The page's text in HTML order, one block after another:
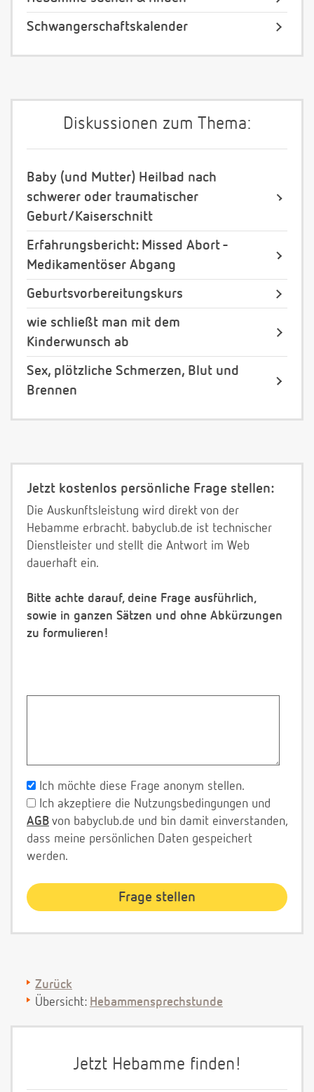
Schwangerschaftskalender
Diskussionen zum Thema:
Baby (und Mutter) Heilbad nach
schwerer oder traumatischer
Geburt/Kaiserschnitt
Erfahrungsbericht: Missed Abort -
Medikamentöser Abgang
Geburtsvorbereitungskurs
wie schließt man mit dem
Kinderwunsch ab
Sex, plötzliche Schmerzen, Blut und
Brennen
Jetzt kostenlos persönliche Frage stellen:
Die Auskunftsleistung wird direkt von der
Hebamme erbracht. babyclub.de ist technischer
Dienstleister und stellt die Antwort im Web
dauerhaft ein.
Bitte achte darauf, deine Frage ausführlich,
sowie in ganzen Sätzen und ohne Abkürzungen
zu formulieren!
Ich möchte diese Frage anonym stellen.
Ich akzeptiere die Nutzungsbedingungen und
AGB von babyclub.de und bin damit einverstanden,
dass meine persönlichen Daten gespeichert
werden.
Zurück
Übersicht: Hebammensprechstunde
Jetzt Hebamme finden!